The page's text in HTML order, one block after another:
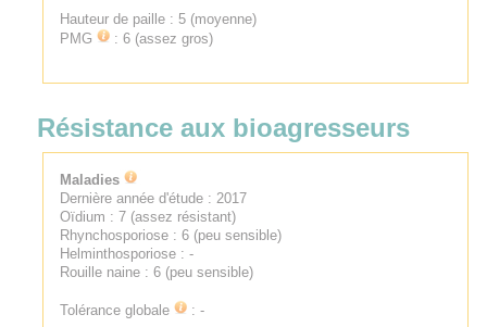
Hauteur de paille : 5 (moyenne)
PMG
: 6 (assez gros)
Résistance aux bioagresseurs
Maladies
Dernière année d'étude : 2017
Oïdium : 7 (assez résistant)
Rhynchosporiose : 6 (peu sensible)
Helminthosporiose : -
Rouille naine : 6 (peu sensible)
Tolérance globale : -